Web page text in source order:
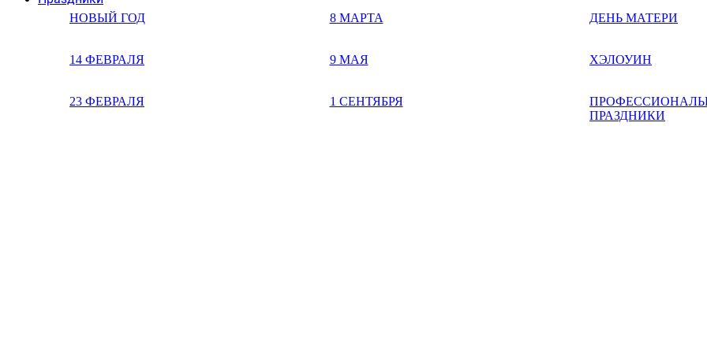
НОВЫЙ ГОД
14 ФЕВРАЛЯ
23 ФЕВРАЛЯ
8 МАРТА
9 МАЯ
1 СЕНТЯБРЯ
ДЕНЬ МАТЕРИ
ХЭЛОУИН
ПРАЗДНИКИ